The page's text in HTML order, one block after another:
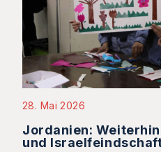
28. Mai 2026
Jordanien:
und